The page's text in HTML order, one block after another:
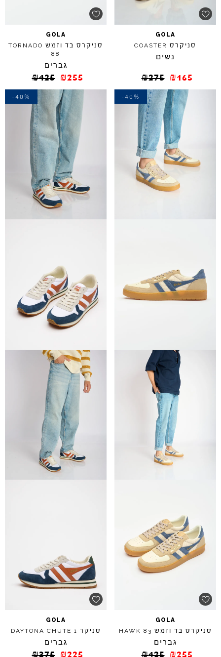
GOLA
סניקרס COASTER
נשים
₪275 ₪165
GOLA
סניקרס בד וזמש TORNADO
88
גברים
₪425 ₪255
-40%
GOLA
סניקרס בד וזמש HAWK 83
גברים
-40%
GOLA
סניקר DAYTONA CHUTE 1
גברים